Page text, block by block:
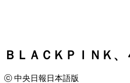
ＢＬＡＣＫＰＩＮＫ
ⓒ 中央日報日本語版